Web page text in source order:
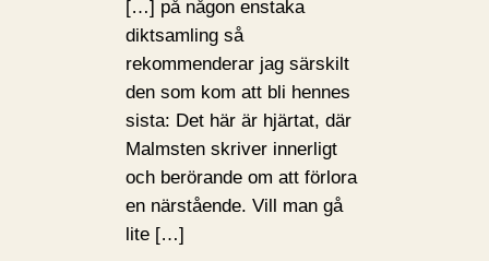
[…] på någon enstaka
diktsamling så
rekommenderar jag särskilt
den som kom att bli hennes
sista: Det här är hjärtat, där
Malmsten skriver innerligt
och berörande om att förlora
en närstående. Vill man gå
lite […]